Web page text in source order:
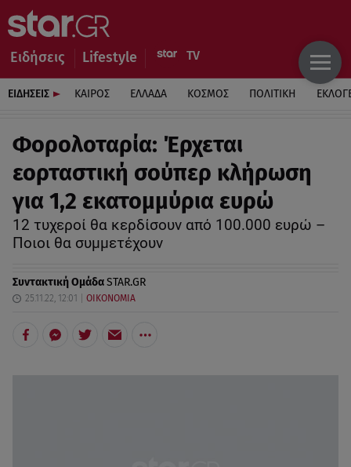
Ειδήσεις Lifestyle
ΕΙΔΗΣΕΙΣ ΚΑΙΡΟΣ ΕΛΛΑΔΑ ΚΟΣΜΟΣ ΠΟΛΙΤΙΚΗ
Φορολοταρία: Έρχεται
εορταστική σούπερ κλήρωση
για 1,2 εκατομμύρια ευρώ
12 τυχεροί θα κερδίσουν από 100.000 ευρώ –
Ποιοι θα συμμετέχουν
Συντακτική ΟμάδαSTAR.GR
25.11.22, 12:01 ΟΙΚΟΝΟΜΙΑ